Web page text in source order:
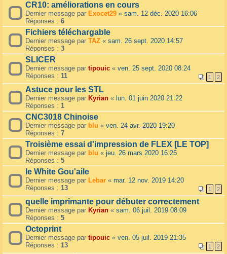
CR10: améliorations en cours
Dernier message par Exocet29 « sam. 12 déc. 2020 16:06
Réponses : 6
Fichiers téléchargable
Dernier message par TAZ « sam. 26 sept. 2020 14:57
Réponses : 3
SLICER
Dernier message par tipouic « ven. 25 sept. 2020 08:24
Réponses : 11 1 2
Astuce pour les STL
Dernier message par Kyrian « lun. 01 juin 2020 21:22
Réponses : 1
CNC3018 Chinoise
Dernier message par blu « ven. 24 avr. 2020 19:20
Réponses : 7
Troisième essai d'impression de FLEX [LE TOP]
Dernier message par blu « jeu. 26 mars 2020 16:25
Réponses : 5
le White Gou'aile
Dernier message par Lebar « mar. 12 nov. 2019 14:20
Réponses : 13 1 2
quelle imprimante pour débuter correctement
Dernier message par Kyrian « sam. 06 juil. 2019 08:09
Réponses : 5
Octoprint
Dernier message par tipouic « ven. 05 juil. 2019 21:35
Réponses : 13 1 2